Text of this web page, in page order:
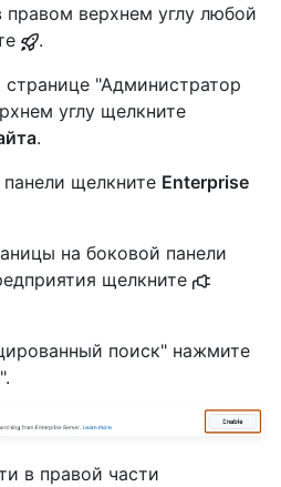
правом верхнем углу любой
.
"Администратор
углу щелкните
.
щелкните Enterprise
на боковой панели
щелкните
поиск" нажмите
".
в правой части